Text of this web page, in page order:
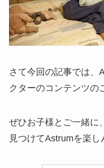
さて今回の記事では、
クターのコンテンツの
ぜひお子様とご一緒に
見つけてAstrumを楽し